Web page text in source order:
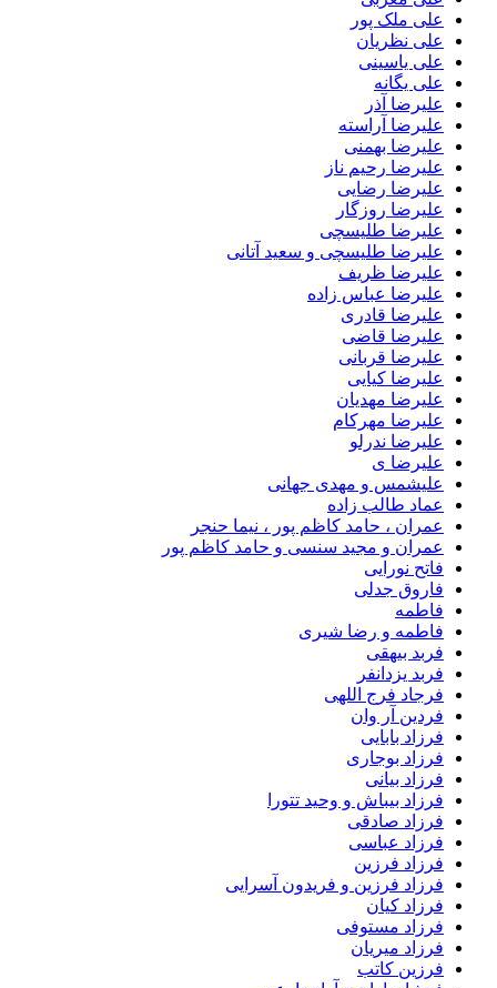
علی ملک پور
علی نظریان
علی یاسینی
علی یگانه
علیرضا آذر
علیرضا آراسته
علیرضا بهمنی
علیرضا رحیم ناز
علیرضا رضایی
علیرضا روزگار
علیرضا طلیسچی
علیرضا طلیسچی و سعید آتانی
علیرضا ظریف
علیرضا عباس زاده
علیرضا قادری
علیرضا قاضی
علیرضا قربانی
علیرضا کیایی
علیرضا مهدیان
علیرضا مهرکام
علیرضا ندرلو
علیرضا ی
علیشمس و مهدی جهانی
عماد طالب زاده
عمران ، حامد کاظم پور ، نیما حنجر
عمران و مجید سنسی و حامد کاظم پور
فاتح نورایی
فاروق جدلی
فاطمه
فاطمه و رضا شیری
فربد بیهقی
فربد یزدانفر
فرجاد فرج اللهی
فردین آر وان
فرزاد بابایی
فرزاد بوجاری
فرزاد بیانی
فرزاد بیباش و وحید تتورا
فرزاد صادقی
فرزاد عباسی
فرزاد فرزین
فرزاد فرزین و فریدون آسرایی
فرزاد کیان
فرزاد مستوفی
فرزاد میریان
فرزین کاتب